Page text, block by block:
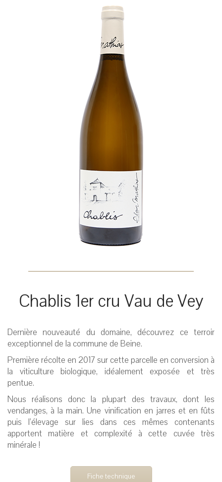
Chablis 1er cru Vau de Vey
Dernière nouveauté du domaine, découvrez ce terroir
exceptionnel de la commune de Beine.
Première récolte en 2017 sur cette parcelle en conversion à
la viticulture biologique, idéalement exposée et très
pentue.
Nous réalisons donc la plupart des travaux, dont les
vendanges, à la main. Une vinification en jarres et en fûts
puis l’élevage sur lies dans ces mêmes contenants
apportent matière et complexité à cette cuvée très
minérale !
Fiche technique